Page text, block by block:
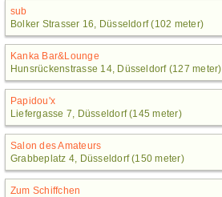
sub
Bolker Strasser 16, Düsseldorf (102 meter)
Kanka Bar&Lounge
Hunsrückenstrasse 14, Düsseldorf (127 meter)
Papidou'x
Liefergasse 7, Düsseldorf (145 meter)
Salon des Amateurs
Grabbeplatz 4, Düsseldorf (150 meter)
Zum Schiffchen